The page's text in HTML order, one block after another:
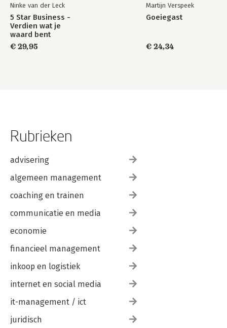
Ninke van der Leck
5 Star Business -
Verdien wat je
waard bent
€ 29,95
Martijn Verspeek
Goeiegast
€ 24,34
Rubrieken
advisering
algemeen management
coaching en trainen
communicatie en media
economie
financieel management
inkoop en logistiek
internet en social media
it-management / ict
juridisch